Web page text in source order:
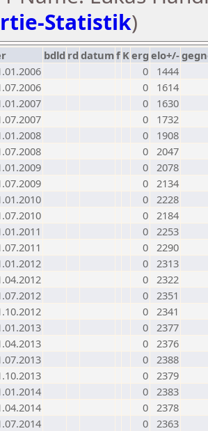
Statistik)
bdld rd datumf Kerg elo+/-
0
1444
0
1614
0
1630
0
1732
0
1908
0 2047
0 2078
0 2134
0 2228
0 2184
0 2253
0 2290
0 2313
0 2322
0 2351
0 2341
0 2377
0 2376
0 2388
0 2379
0 2383
0 2378
0 2363